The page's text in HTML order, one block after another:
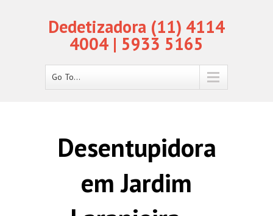
Dedetizadora (11) 4114
4004 | 5933 5165
Go To...
Desentupidora
em Jardim